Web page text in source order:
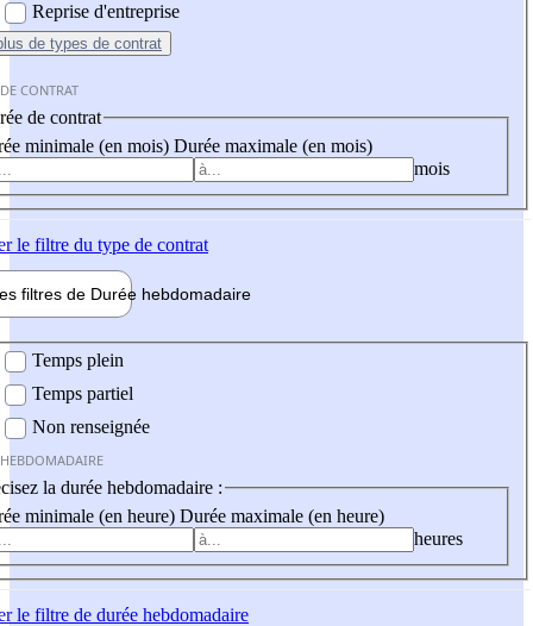
Reprise d'entreprise
de types de contrat
CONTRAT
de contrat
minimale (en mois) Durée maximale (en mois)
mois
le filtre du type de contrat
filtres de Durée hebdomadaire
Temps plein
Temps partiel
Non renseignée
la durée hebdomadaire :
minimale (en heure) Durée maximale (en heure)
heures
le filtre de durée hebdomadaire